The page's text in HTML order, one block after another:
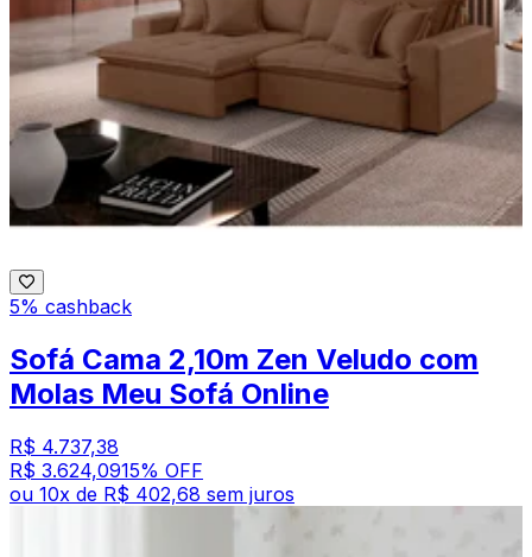
5% cashback
Sofá Cama 2,10m Zen Veludo com
Molas Meu Sofá Online
R$ 4.737,38
R$ 3.624,0915% OFF
ou 10x de R$ 402,68 sem juros